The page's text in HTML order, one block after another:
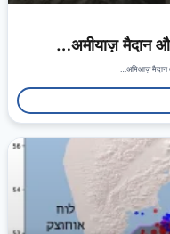
अमीयाज़ मैदान
अमिआज़ मैदान